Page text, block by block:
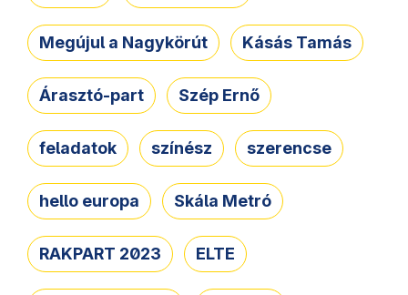
Megújul a Nagykörút Kásás Tamás
Árasztó-part Szép Ernő
feladatok színész szerencse
hello europa Skála Metró
RAKPART 2023 ELTE